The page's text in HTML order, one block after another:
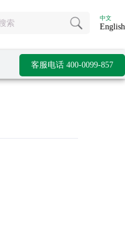
中文
English
客服电话 400-0099-857